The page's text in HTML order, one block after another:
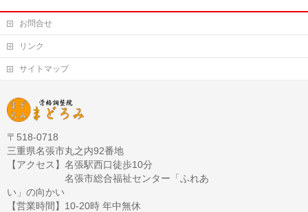
お問合せ
リンク
サイトマップ
〒518-0718
三重県名張市丸之内92番地
【アクセス】名張駅西口徒歩10分
名張市総合福祉センター「ふれあ
い」の向かい
【営業時間】10-20時 年中無休